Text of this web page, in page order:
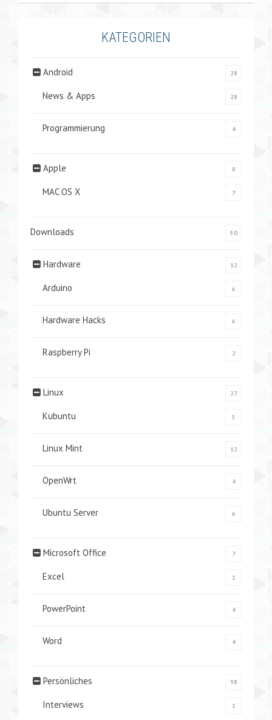
KATEGORIEN
Android 28
News & Apps 28
Programmierung 4
Apple 8
MAC OS X 7
Downloads 50
Hardware 12
Arduino 6
Hardware Hacks 6
Raspberry Pi 2
Linux 27
Kubuntu 5
Linux Mint 12
OpenWrt 4
Ubuntu Server 6
Microsoft Office 7
Excel 1
PowerPoint 4
Word 4
Persönliches 98
Interviews 1